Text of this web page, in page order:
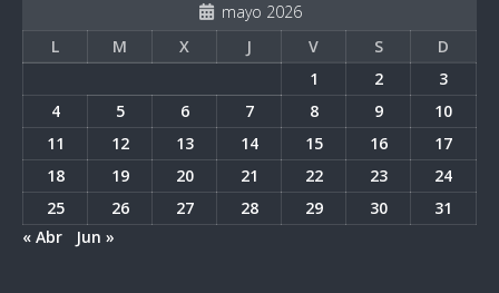
mayo 2026
L
M X J V S
D
1
2
3
4
5 6 7 8 9
10
11
12 13 14 15 16
17
18
19 20 21 22 23
24
25
26 27 28 29 30
31
« Abr
Jun »